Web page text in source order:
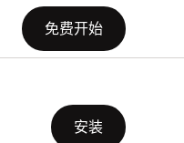
免费开始
安装